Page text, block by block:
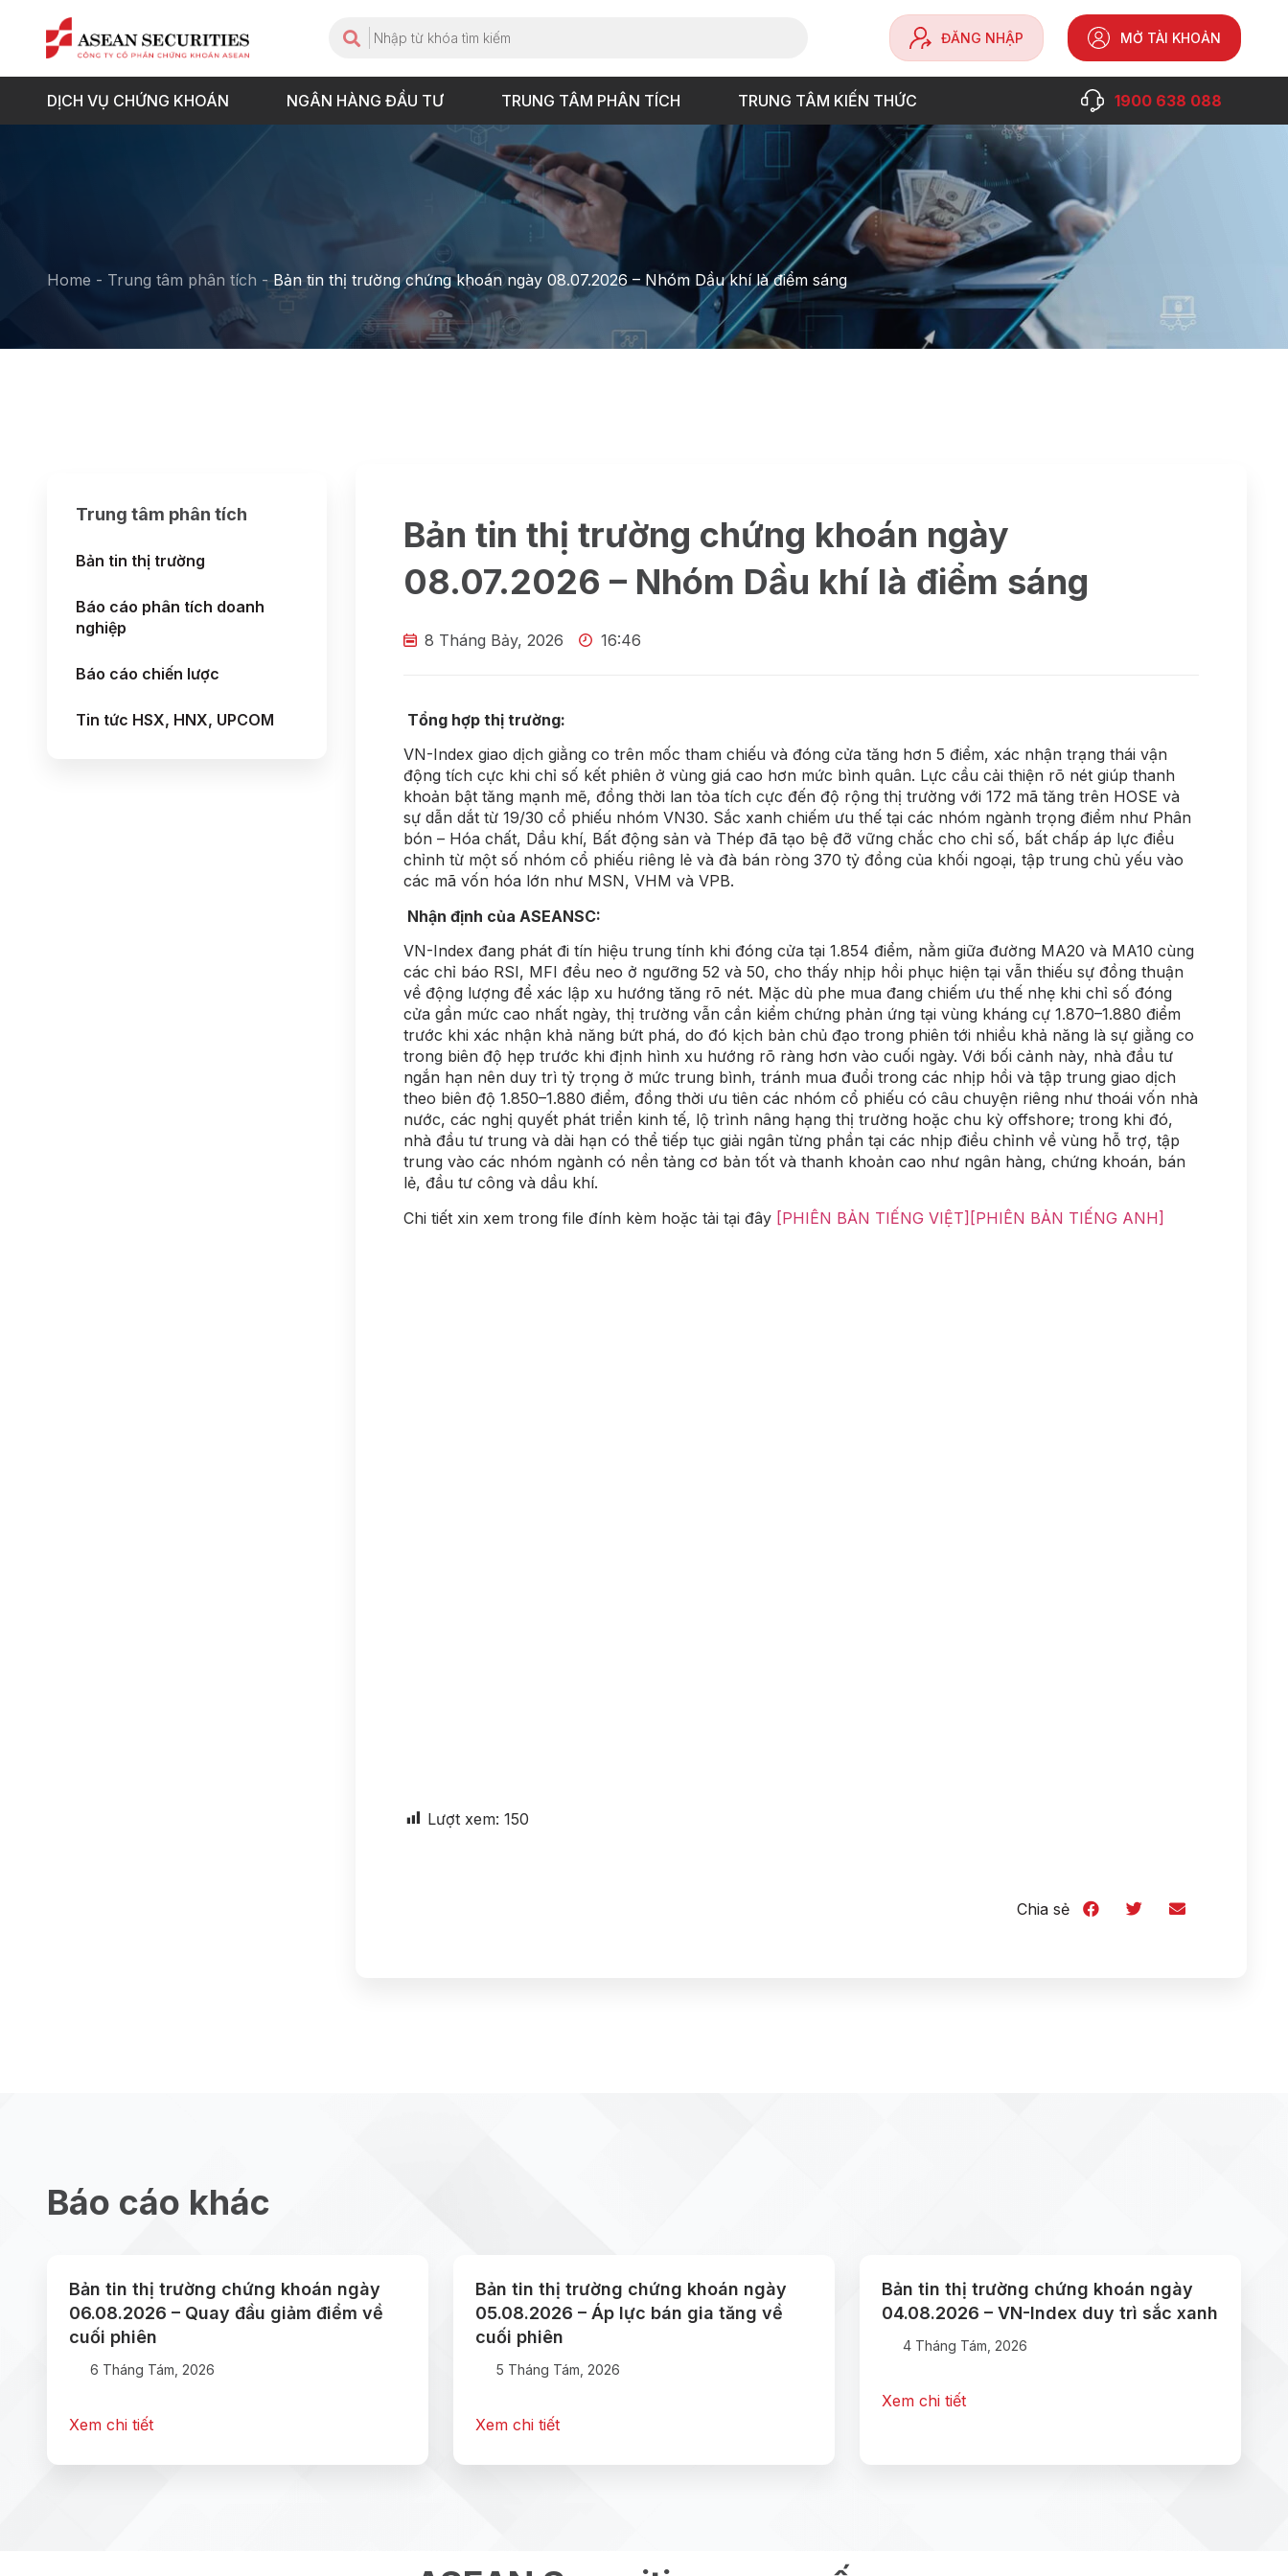
ĐĂNG NHẬP MỞ TÀI KHOẢN
DỊCH VỤ CHỨNG KHOÁN NGÂN HÀNG ĐẦU TƯ TRUNG TÂM PHÂN TÍCH TRUNG TÂM KIẾN THỨC 1900 638 088
Home - Trung tâm phân tích -Bản tin thị trường chứng khoán ngày 08.07.2026 – Nhóm Dầu khí là điểm sáng
Trung tâm phân tích
Bản tin thị trường
Báo cáo phân tích doanh
nghiệp
Báo cáo chiến lược
Tin tức HSX, HNX, UPCOM
Bản tin thị trường chứng khoán ngày
08.07.2026 – Nhóm Dầu khí là điểm sáng
8 Tháng Bảy, 2026 16:46
Tổng hợp thị trường:
VN-Index giao dịch giằng co trên mốc tham chiếu và đóng cửa tăng hơn 5 điểm, xác nhận trạng thái vận
động tích cực khi chỉ số kết phiên ở vùng giá cao hơn mức bình quân. Lực cầu cải thiện rõ nét giúp thanh
khoản bật tăng mạnh mẽ, đồng thời lan tỏa tích cực đến độ rộng thị trường với 172 mã tăng trên HOSE và
sự dẫn dắt từ 19/30 cổ phiếu nhóm VN30. Sắc xanh chiếm ưu thế tại các nhóm ngành trọng điểm như Phân
bón – Hóa chất, Dầu khí, Bất động sản và Thép đã tạo bệ đỡ vững chắc cho chỉ số, bất chấp áp lực điều
chỉnh từ một số nhóm cổ phiếu riêng lẻ và đà bán ròng 370 tỷ đồng của khối ngoại, tập trung chủ yếu vào
các mã vốn hóa lớn như MSN, VHM và VPB.
Nhận định của ASEANSC:
VN-Index đang phát đi tín hiệu trung tính khi đóng cửa tại 1.854 điểm, nằm giữa đường MA20 và MA10 cùng
các chỉ báo RSI, MFI đều neo ở ngưỡng 52 và 50, cho thấy nhịp hồi phục hiện tại vẫn thiếu sự đồng thuận
về động lượng để xác lập xu hướng tăng rõ nét. Mặc dù phe mua đang chiếm ưu thế nhẹ khi chỉ số đóng
cửa gần mức cao nhất ngày, thị trường vẫn cần kiểm chứng phản ứng tại vùng kháng cự 1.870–1.880 điểm
trước khi xác nhận khả năng bứt phá, do đó kịch bản chủ đạo trong phiên tới nhiều khả năng là sự giằng co
trong biên độ hẹp trước khi định hình xu hướng rõ ràng hơn vào cuối ngày. Với bối cảnh này, nhà đầu tư
ngắn hạn nên duy trì tỷ trọng ở mức trung bình, tránh mua đuổi trong các nhịp hồi và tập trung giao dịch
theo biên độ 1.850–1.880 điểm, đồng thời ưu tiên các nhóm cổ phiếu có câu chuyện riêng như thoái vốn nhà
nước, các nghị quyết phát triển kinh tế, lộ trình nâng hạng thị trường hoặc chu kỳ offshore; trong khi đó,
nhà đầu tư trung và dài hạn có thể tiếp tục giải ngân từng phần tại các nhịp điều chỉnh về vùng hỗ trợ, tập
trung vào các nhóm ngành có nền tảng cơ bản tốt và thanh khoản cao như ngân hàng, chứng khoán, bán
lẻ, đầu tư công và dầu khí.
Chi tiết xin xem trong file đính kèm hoặc tải tại đây [PHIÊN BẢN TIẾNG VIỆT] [PHIÊN BẢN TIẾNG ANH]
Lượt xem: 150
Chia sẻ
Báo cáo khác
Bản tin thị trường chứng khoán ngày
06.08.2026 – Quay đầu giảm điểm về
cuối phiên
6 Tháng Tám, 2026
Xem chi tiết
Bản tin thị trường chứng khoán ngày
05.08.2026 – Áp lực bán gia tăng về
cuối phiên
5 Tháng Tám, 2026
Xem chi tiết
Bản tin thị trường chứng khoán ngày
04.08.2026 – VN-Index duy trì sắc xanh
4 Tháng Tám, 2026
Xem chi tiết